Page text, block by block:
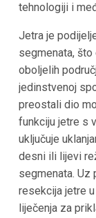
tehnologiji i
Jetra je
segmenata, što
oboljelih
jedinstvenoj
preostali dio
funkciju jetre s
uključuje
desni ili lijevi
segmenata. Uz
resekcija jetre
liječenja za